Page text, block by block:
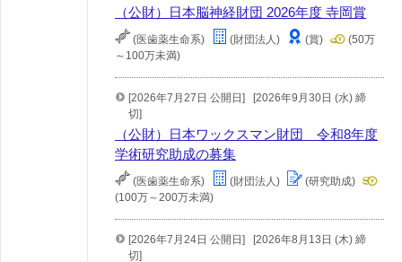
（公財）日本脳神経財団 2026年度 寺岡賞
(医歯薬生命系) (財団法人) (賞)
(50万
～100万未満)
[2026年7月27日 公開日]
[2026年9月30日 (水) 締
切]
（公財）日本ワックスマン財団 令和8年度
学術研究助成の募集
(医歯薬生命系) (財団法人)
(研究助成)
(100万～200万未満)
[2026年7月24日 公開日]
[2026年8月13日 (木) 締
切]